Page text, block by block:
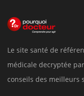
Le site santé de
médicale decryptée
conseils des meilleurs